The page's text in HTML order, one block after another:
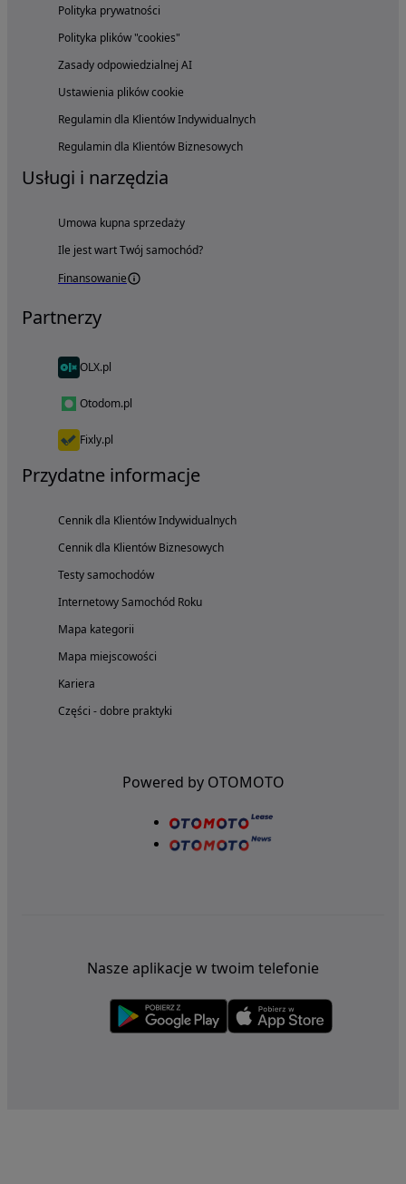
Polityka prywatności
Polityka plików "cookies"
Zasady odpowiedzialnej AI
Ustawienia plików cookie
Regulamin dla Klientów Indywidualnych
Regulamin dla Klientów Biznesowych
Usługi i narzędzia
Umowa kupna sprzedaży
Ile jest wart Twój samochód?
Finansowanie
Partnerzy
OLX.pl
Otodom.pl
Fixly.pl
Przydatne informacje
Cennik dla Klientów Indywidualnych
Cennik dla Klientów Biznesowych
Testy samochodów
Internetowy Samochód Roku
Mapa kategorii
Mapa miejscowości
Kariera
Części - dobre praktyki
Powered by OTOMOTO
Nasze aplikacje w twoim telefonie